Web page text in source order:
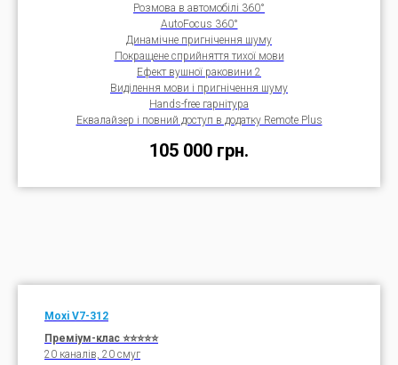
Розмова в автомобілі 360°
AutoFocus 360°
Динамічне пригнічення шуму
Покращене сприйняття тихої мови
Ефект вушної раковини 2
Виділення мови і пригнічення шуму
Hands-free гарнітура
Еквалайзер і повний доступ в додатку Remote Plus
105 000 грн.
Moxi V7-312
Преміум-клас ⭐⭐⭐⭐⭐
20 каналів, 20 смуг